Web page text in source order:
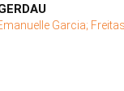
Garcia;